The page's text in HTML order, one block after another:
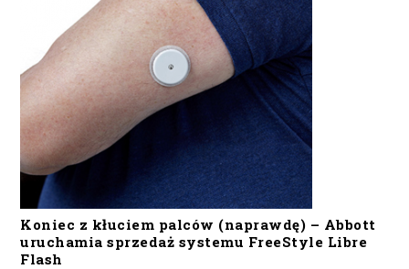
Koniec z kłuciem palców (naprawdę) – Abbott
uruchamia sprzedaż systemu FreeStyle Libre
Flash